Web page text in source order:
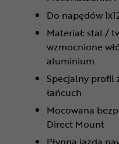
Do napędów
Materiał: stal /
wzmocnione
aluminium
Specjalny profil
łańcuch
Mocowana
Direct Mount